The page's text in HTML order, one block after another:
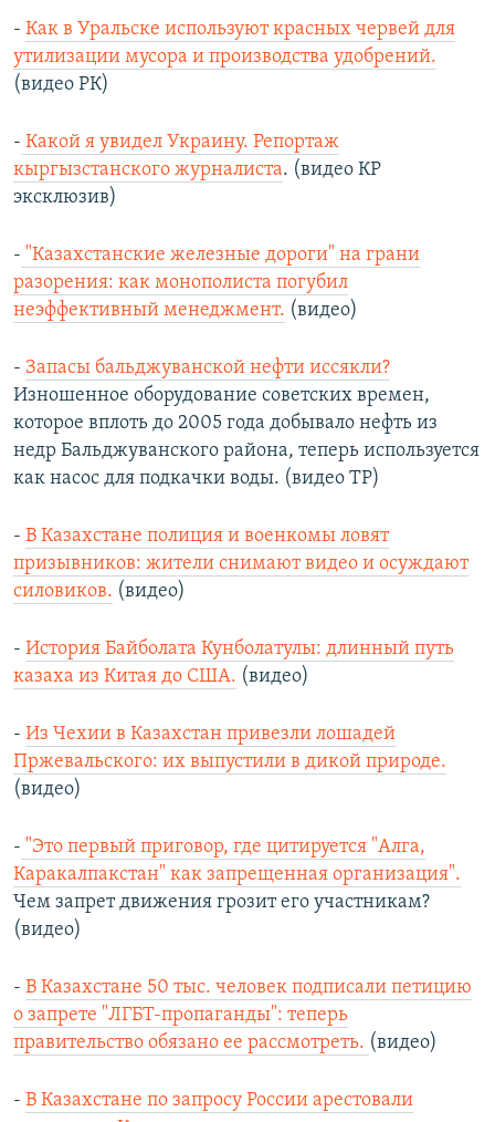
- Как в Уральске используют красных червей для
утилизации мусора и производства удобрений.
(видео РК)
- Какой я увидел Украину. Репортаж
кыргызстанского журналиста. (видео КР
эксклюзив)
- "Казахстанские железные дороги" на грани
разорения: как монополиста погубил
неэффективный менеджмент. (видео)
- Запасы бальджуванской нефти иссякли?
Изношенное оборудование советских времен,
которое вплоть до 2005 года добывало нефть из
недр Бальджуванского района, теперь используется
как насос для подкачки воды. (видео ТР)
- В Казахстане полиция и военкомы ловят
призывников: жители снимают видео и осуждают
силовиков. (видео)
- История Байболата Кунболатулы: длинный путь
казаха из Китая до США. (видео)
- Из Чехии в Казахстан привезли лошадей
Пржевальского: их выпустили в дикой природе.
(видео)
- "Это первый приговор, где цитируется "Алга,
Каракалпакстан" как запрещенная организация".
Чем запрет движения грозит его участникам?
(видео)
- В Казахстане 50 тыс. человек подписали петицию
о запрете "ЛГБТ-пропаганды": теперь
правительство обязано ее рассмотреть. (видео)
- В Казахстане по запросу России арестовали